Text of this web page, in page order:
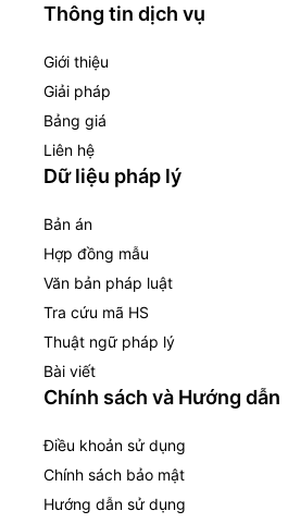
Thông tin dịch vụ
Giới thiệu
Giải pháp
Bảng giá
Liên hệ
Dữ liệu pháp lý
Bản án
Hợp đồng mẫu
Văn bản pháp luật
Tra cứu mã HS
Thuật ngữ pháp lý
Bài viết
Chính sách và Hướng dẫn
Điều khoản sử dụng
Chính sách bảo mật
Hướng dẫn sử dụng